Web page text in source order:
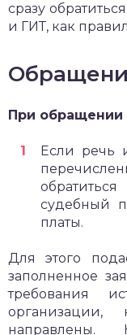
сразу
и ГИТ, как
При обращении
Если речь
судебный
платы.
Для этого
заполненное
требования
направлены.